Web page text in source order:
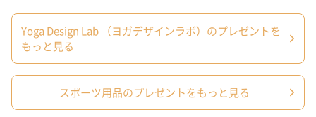
Yoga Design Lab （ヨガデザインラボ）のプレゼントを
もっと見る
スポーツ用品のプレゼントをもっと見る